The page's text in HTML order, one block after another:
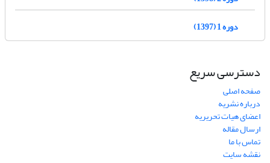
دوره 1 (1397)
دسترسی سریع
صفحه اصلی
درباره نشریه
اعضای هیات تحریریه
ارسال مقاله
تماس با ما
نقشه سایت